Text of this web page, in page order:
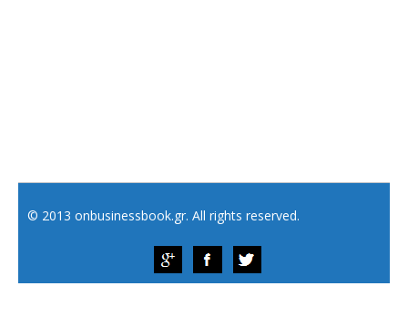
© 2013 onbusinessbook.gr. All rights reserved.